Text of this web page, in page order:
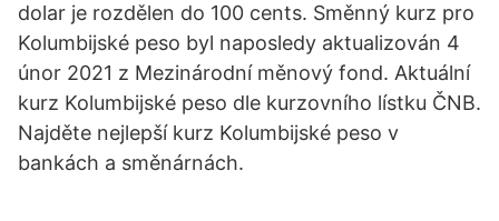
dolar je rozdělen do 100 cents. Směnný kurz pro
Kolumbijské peso byl naposledy aktualizován 4
únor 2021 z Mezinárodní měnový fond. Aktuální
kurz Kolumbijské peso dle kurzovního lístku ČNB.
Najděte nejlepší kurz Kolumbijské peso v
bankách a směnárnách.